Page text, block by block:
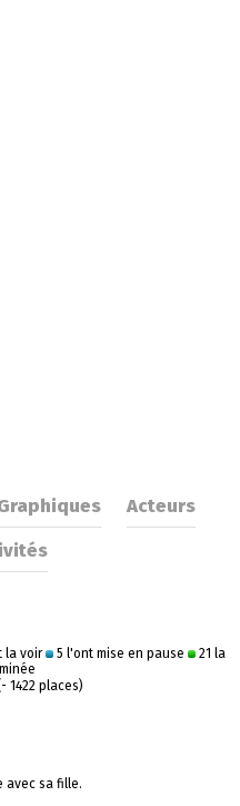
Acteurs
la voir 5 l'ont mise en pause
21 la
1422 places)
avec sa fille.